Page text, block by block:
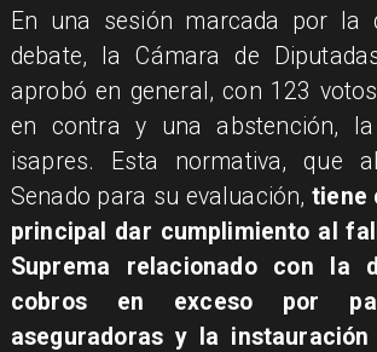
En una sesión marcada por la
debate, la Cámara de
aprobó en general, con 123
en contra y una abstención,
isapres. Esta normativa, que
Senado para su evaluación, tiene
principal dar cumplimiento al
Suprema relacionado con la
cobros en exceso por
aseguradoras y la